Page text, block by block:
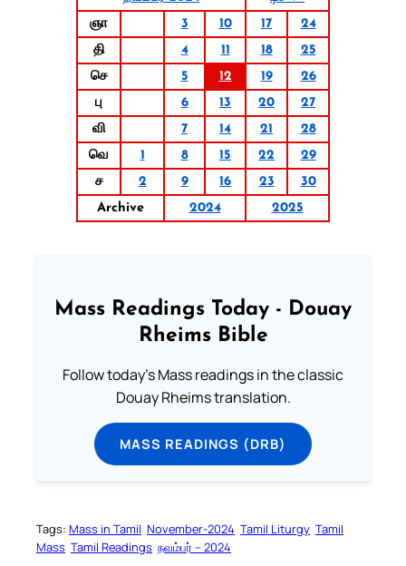
ஞா
3 10 17
24
தி
4 11 18
25
செ
5 12 19
26
பு
6 13 20
27
வி
7 14 21
28
வெ
1 8 15 22
29
ச
2 9 16 23
30
Archive
2024 2025
Mass Readings Today - Douay
Rheims Bible
Follow today's Mass readings in the classic
Douay Rheims translation.
MASS READINGS (DRB)
Tags: Mass in Tamil November-2024 Tamil Liturgy Tamil
Mass Tamil Readings நவம்பர் – 2024